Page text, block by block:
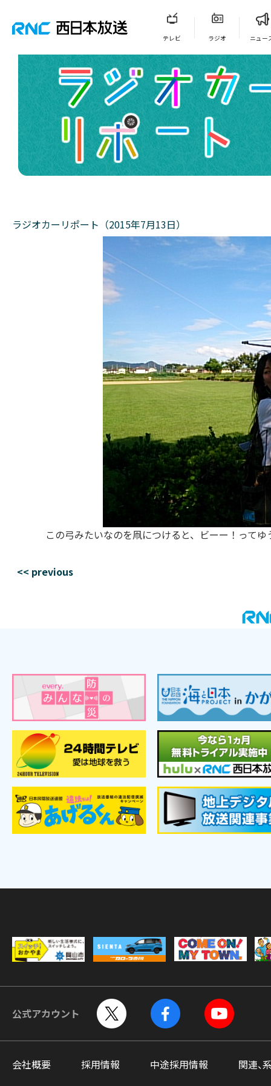
テレビ ラジオ ニュー
ラジオカーリポート（2015年7月13日）
この弓みたいなのを凧につけると、ビーー！っ
<< previous
公式アカウント
会社概要 採用情報 中途採用情報 関連、